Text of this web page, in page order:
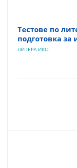
Тестове по
подготовка за
ЛИТЕРА ИКО